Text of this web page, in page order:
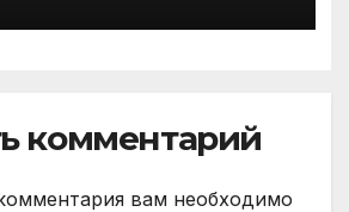
комментарий
вам необходимо